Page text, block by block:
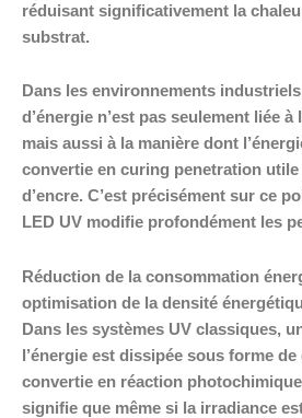
réduisant significativement la
substrat.
Dans les environnements
d’énergie n’est pas seulement liée
mais aussi à la manière dont
convertie en curing penetration utile
d’encre. C’est précisément sur ce
LED UV modifie profondément les
Réduction de la consommation
optimisation de la densité
Dans les systèmes UV classiques,
l’énergie est dissipée sous forme
convertie en réaction
signifie que même si la irradiance